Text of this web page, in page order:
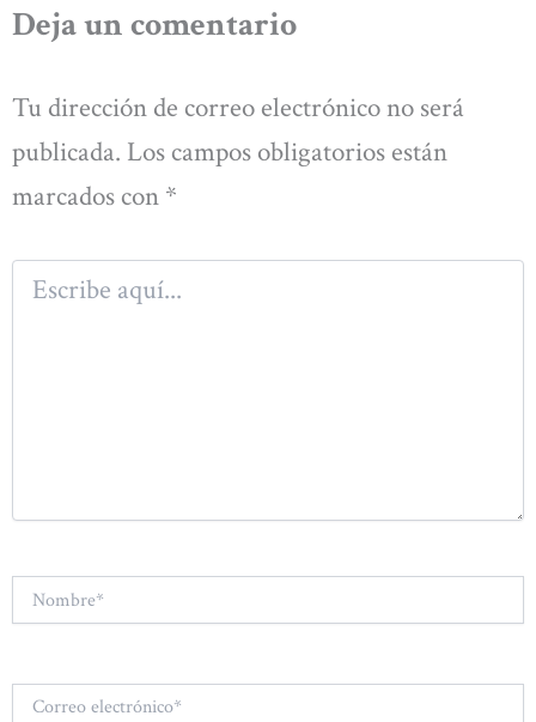
Deja un comentario
Tu dirección de correo electrónico no será
publicada. Los campos obligatorios están
marcados con *
Escribe
aquí...
Correo